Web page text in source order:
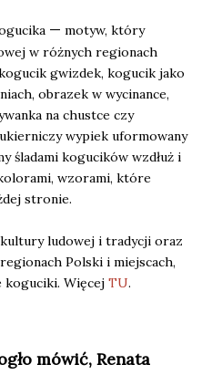
— motyw, który
w różnych regionach
gwizdek, kogucik jako
obrazek w wycinance,
na chustce czy
wypiek uformowany
śladami kogucików wzdłuż i
wzorami, które
stronie.
ludowej i tradycji oraz
Polski i miejscach,
koguciki. Więcej TU.
mówić, Renata